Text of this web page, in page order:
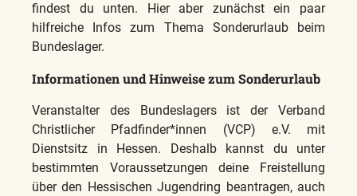
findest du unten. Hier aber zunächst ein paar
hilfreiche Infos zum Thema Sonderurlaub beim
Bundeslager.
Informationen und Hinweise zum Sonderurlaub
Veranstalter des Bundeslagers ist der Verband
Christlicher Pfadfinder*innen (VCP) e.V. mit
Dienstsitz in Hessen. Deshalb kannst du unter
bestimmten Voraussetzungen deine Freistellung
über den Hessischen Jugendring beantragen, auch